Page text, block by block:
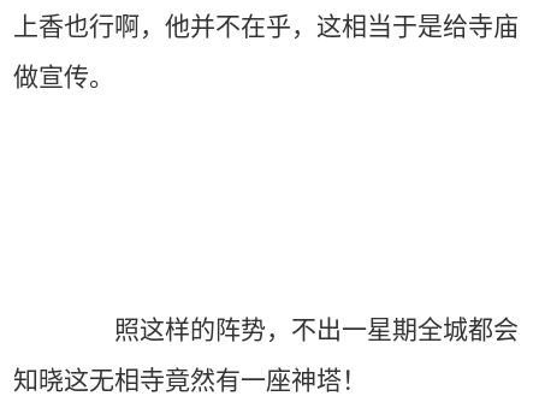
上香也行啊，他并不在乎，这相当于是给寺庙
做宣传。
照这样的阵势，不出一星期全城都会
知晓这无相寺竟然有一座神塔！